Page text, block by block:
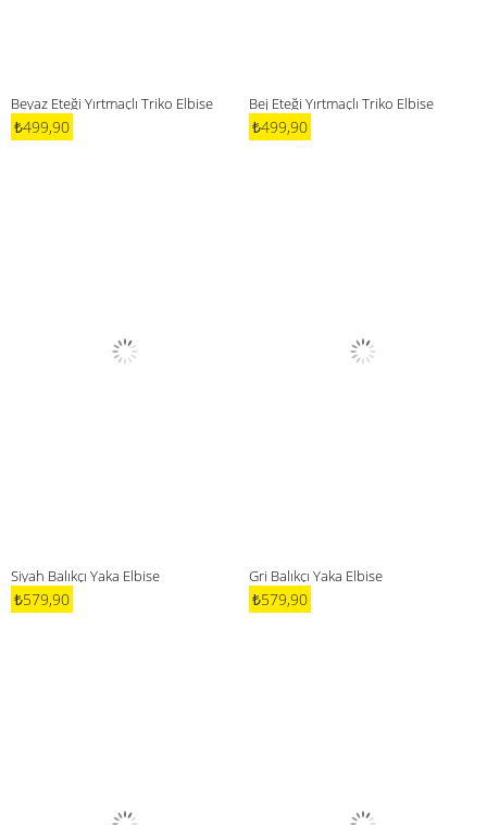
Beyaz Eteği Yırtmaçlı Triko Elbise
₺499,90
Bej Eteği Yırtmaçlı Triko Elbise
₺499,90
Siyah Balıkçı Yaka Elbise
₺579,90
Gri Balıkçı Yaka Elbise
₺579,90